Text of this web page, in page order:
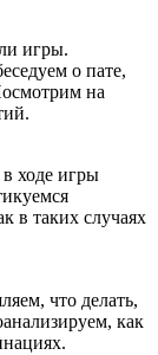
игры.
о пате,
на
ходе игры
в таких случаях
что делать,
как